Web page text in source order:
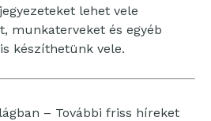
lehet vele
munkaterveket és egyéb
készíthetünk vele.
– További friss híreket